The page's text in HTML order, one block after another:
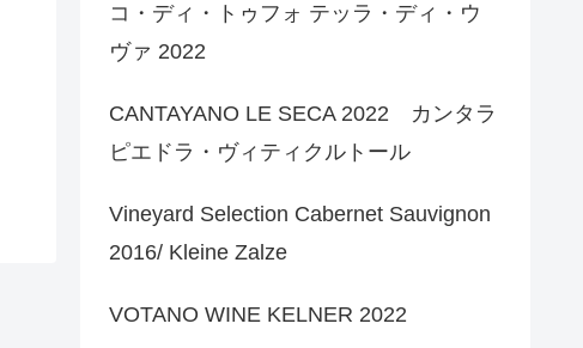
コ・ディ・トゥフォ テッラ・ディ・ウ
ヴァ 2022
CANTAYANO LE SECA 2022 カンタラ
ピエドラ・ヴィティクルトール
Vineyard Selection Cabernet Sauvignon
2016/ Kleine Zalze
VOTANO WINE KELNER 2022